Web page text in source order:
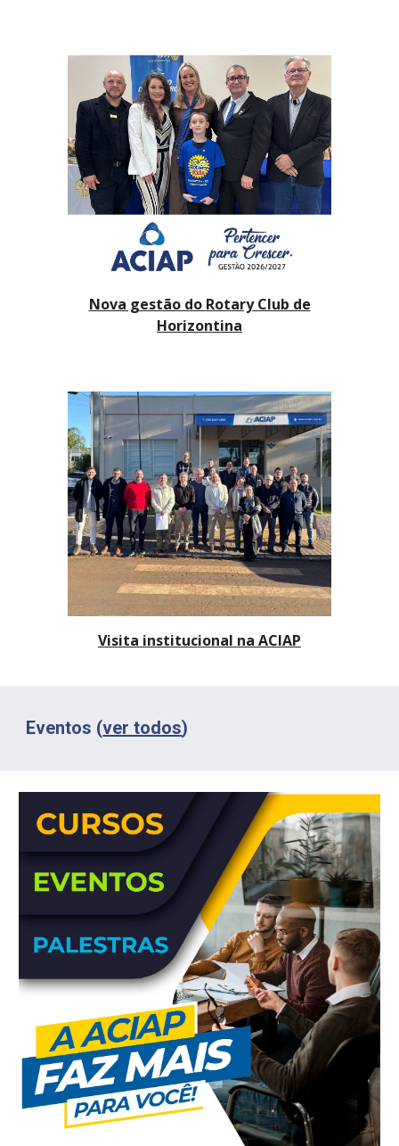
Nova gestão do Rotary Club de
Horizontina
Visita institucional na ACIAP
Eventos (ver todos)